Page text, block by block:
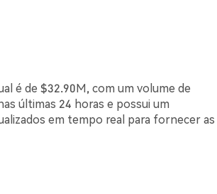
é de $32.90M, com um volume de
últimas 24 horas e possui um
em tempo real para fornecer as